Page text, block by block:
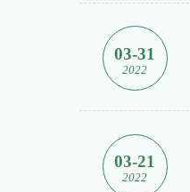
03-31
2022
03-21
2022